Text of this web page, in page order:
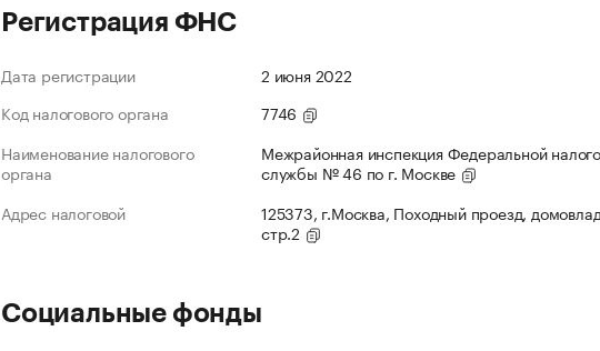
Регистрация ФНС
Дата регистрации
2 июня 2022
Код налогового органа
7746
Наименование налогового
органа
Межрайонная инспекция Федеральной
службы № 46 по г. Москве
Адрес налоговой
125373, г.Москва, Походный проезд,
стр.2
Социальные фонды